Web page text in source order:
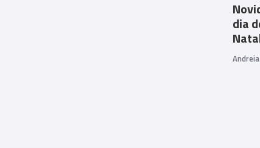
dia